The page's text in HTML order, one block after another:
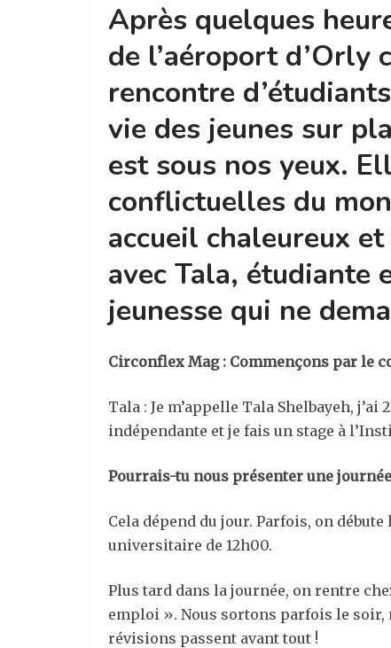
Après quelques
de l’aéroport
rencontre
vie des jeunes sur
est sous nos yeux.
conflictuelles du
accueil chaleureux
avec Tala, étudiante
jeunesse qui ne
Circonflex Mag : Commençons par le
Tala : Je m’appelle Tala Shelbayeh,
indépendante et je fais un stage à
Pourrais-tu nous présenter une
Cela dépend du jour. Parfois, on
universitaire de 12h00.
Plus tard dans la journée, on rentre
emploi ». Nous sortons parfois le soir,
révisions passent avant tout !